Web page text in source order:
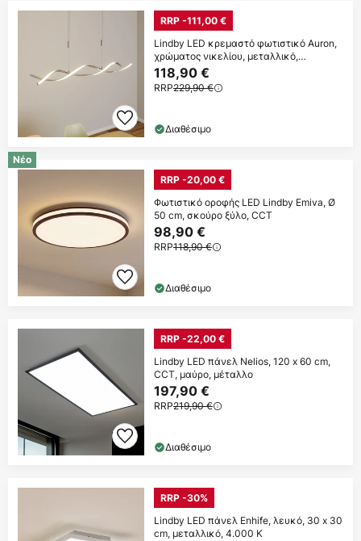
RRP -111,00 €
Lindby LED κρεμαστό φωτιστικό Auron,
χρώματος νικελίου, μεταλλικό,
ρυθμιζόμενο
118,90 €
RRP229,90 €
Διαθέσιμο
Νέο
RRP -20,00 €
Φωτιστικό οροφής LED Lindby Emiva, Ø
50 cm, σκούρο ξύλο, CCT
98,90 €
RRP118,90 €
Διαθέσιμο
RRP -22,00 €
Lindby LED πάνελ Nelios, 120 x 60 cm,
CCT, μαύρο, μέταλλο
197,90 €
RRP219,90 €
Διαθέσιμο
RRP -30%
Lindby LED πάνελ Enhife, λευκό, 30 x 30
cm, μεταλλικό, 4.000 K